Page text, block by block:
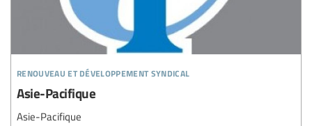
renouveau et développement syndical
Asie-Pacifique
Asie-Pacifique